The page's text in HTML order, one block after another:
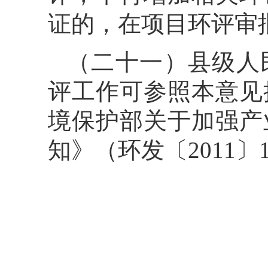
证的，在项目环评审
（二十一）县级
评工作可参照本意
境保护部关于加强
知》（环发〔2011